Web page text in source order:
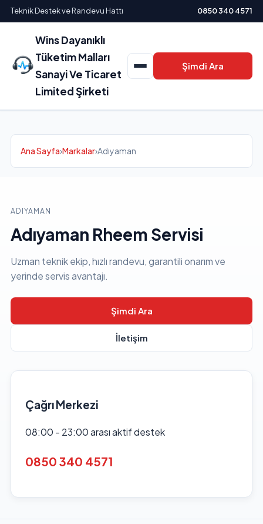
Teknik Destek ve Randevu Hattı 0850 340 4571
Wins Dayanıklı
Tüketim Malları
Sanayi Ve Ticaret
Limited Şirketi
Şimdi Ara
Ana Sayfa›Markalar›Adıyaman
ADIYAMAN
Adıyaman Rheem Servisi
Uzman teknik ekip, hızlı randevu, garantili onarım ve
yerinde servis avantajı.
Şimdi Ara
İletişim
Çağrı Merkezi
08:00 - 23:00 arası aktif destek
0850 340 4571